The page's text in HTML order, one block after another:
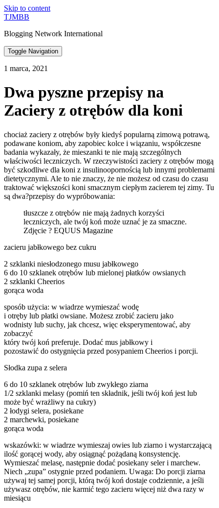
Skip to content
TJMBB
Blogging Network International
Toggle Navigation
1 marca, 2021
Dwa pyszne przepisy na
Zaciery z otrębów dla koni
chociaż zaciery z otrębów były kiedyś popularną zimową potrawą,
podawane koniom, aby zapobiec kolce i wiązaniu, współczesne
badania wykazały, że mieszanki te nie mają szczególnych
właściwości leczniczych. W rzeczywistości zaciery z otrębów mogą
być szkodliwe dla koni z insulinoopornością lub innymi problemami
dietetycznymi. Ale to nie znaczy, że nie możesz od czasu do czasu
traktować większości koni smacznym ciepłym zacierem tej zimy. Tu
są dwa?przepisy do wypróbowania:
tłuszcze z otrębów nie mają żadnych korzyści
leczniczych, ale twój koń może uznać je za smaczne.
Zdjęcie ? EQUUS Magazine
zacieru jabłkowego bez cukru
2 szklanki niesłodzonego musu jabłkowego
6 do 10 szklanek otrębów lub mielonej płatków owsianych
2 szklanki Cheerios
gorąca woda
sposób użycia: w wiadrze wymieszać wodę
i otręby lub płatki owsiane. Możesz zrobić zacieru jako
wodnisty lub suchy, jak chcesz, więc eksperymentować, aby
zobaczyć
który twój koń preferuje. Dodać mus jabłkowy i
pozostawić do ostygnięcia przed posypaniem Cheerios i porcji.
Słodka zupa z selera
6 do 10 szklanek otrębów lub zwykłego ziarna
1/2 szklanki melasy (pomiń ten składnik, jeśli twój koń jest lub
może być wrażliwy na cukry)
2 łodygi selera, posiekane
2 marchewki, posiekane
gorąca woda
wskazówki: w wiadrze wymieszaj owies lub ziarno i wystarczającą
ilość gorącej wody, aby osiągnąć pożądaną konsystencję.
Wymieszać melasę, następnie dodać posiekany seler i marchew.
Niech „zupa” ostygnie przed podaniem. Uwaga: Do porcji ziarna
używaj tej samej porcji, którą twój koń dostaje codziennie, a jeśli
używasz otrębów, nie karmić tego zacieru więcej niż dwa razy w
miesiącu